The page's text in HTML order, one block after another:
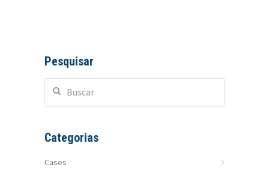
Pesquisar
Categorias
Cases